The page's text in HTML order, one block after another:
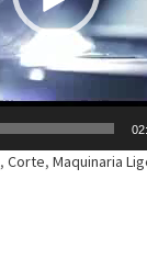
, Corte, Maquinaria